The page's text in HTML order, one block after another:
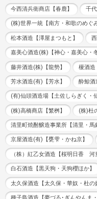
今西清兵衛商店【春鹿】 千
(株)世界一統【南方・和歌のめぐみ
松本酒造【澤屋まつもと】
嘉美心酒造(株)【神心・嘉美心・
藤井酒造(株)【龍勢】 榎酒造
芳水酒造(有)【芳水】 酔鯨酒
(有)仙頭酒造場【土佐しらぎく・
(株)高橋商店【繁桝】 (株)杜
清里町焼酎醸造事業所【清里・馬
京屋酒造(有)【甕雫・かね京】
（株）紅乙女酒造【桜明日香
白石酒造【黒天狗・天狗櫻ほか】
太久保酒造【太久保・華奴・杜の